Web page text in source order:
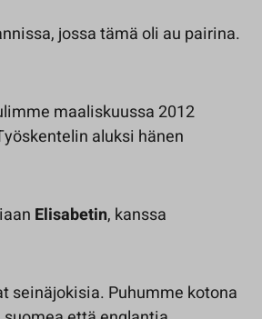
jossa tämä oli au pairina.
maaliskuussa 2012
aluksi hänen
Elisabetin, kanssa
seinäjokisia. Puhumme kotona